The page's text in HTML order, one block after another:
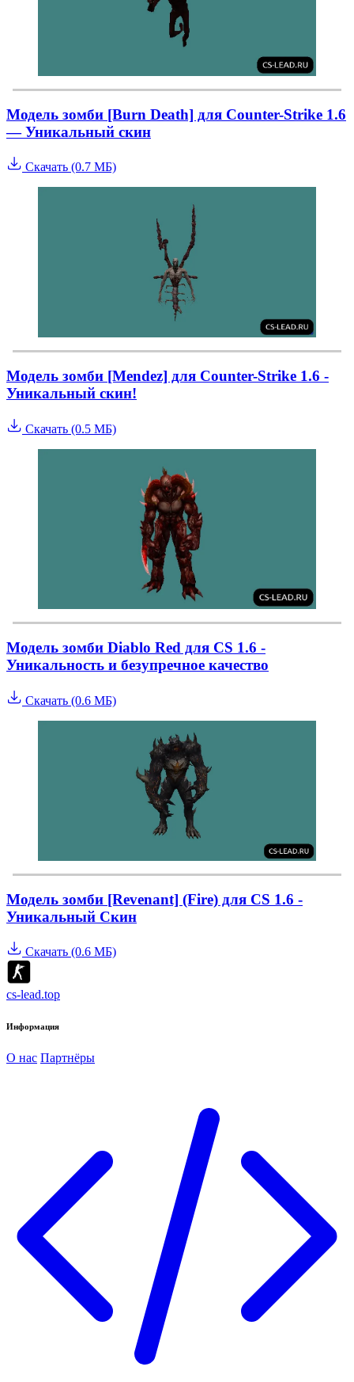
Модель зомби [Burn Death] для Counter-Strike 1.6
— Уникальный скин
Скачать (0.7 МБ)
Модель зомби [Mendez] для Counter-Strike 1.6 -
Уникальный скин!
Скачать (0.5 МБ)
Модель зомби Diablo Red для CS 1.6 -
Уникальность и безупречное качество
Скачать (0.6 МБ)
Модель зомби [Revenant] (Fire) для CS 1.6 -
Уникальный Скин
Скачать (0.6 МБ)
cs-lead.top
Информация
О нас Партнёры